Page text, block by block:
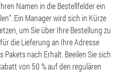
Namen in die Bestellfelder ein
Ein Manager wird sich in Kürze
um Sie über Ihre Bestellung zu
die Lieferung an Ihre Adresse
Pakets nach Erhalt. Beeilen Sie sich
von 50 % auf den regulären